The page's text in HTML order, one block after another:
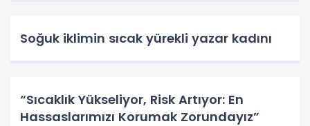
Soğuk iklimin sıcak yürekli yazar kadını
“Sıcaklık Yükseliyor, Risk Artıyor: En
Hassaslarımızı Korumak Zorundayız”